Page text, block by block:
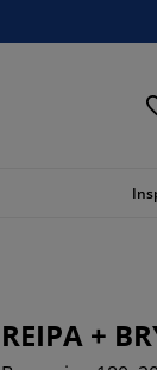
REIPA +